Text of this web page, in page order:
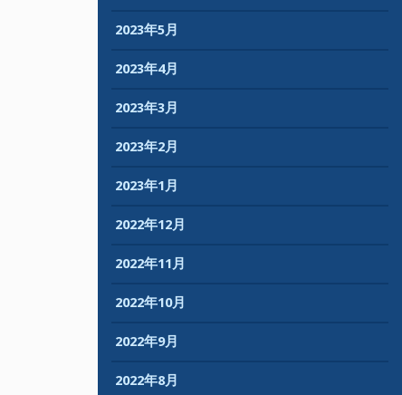
2023年5月
2023年4月
2023年3月
2023年2月
2023年1月
2022年12月
2022年11月
2022年10月
2022年9月
2022年8月